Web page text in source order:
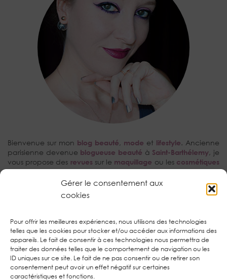
Gérer le consentement aux
cookies
Pour offrir les meilleures expériences, nous utilisons des technologies
telles que les cookies pour stocker et/ou accéder aux informations des
appareils. Le fait de consentir à ces technologies nous permettra de
traiter des données telles que le comportement de navigation ou les
ID uniques sur ce site. Le fait de ne pas consentir ou de retirer son
consentement peut avoir un effet négatif sur certaines
caractéristiques et fonctions.
Bienvenue sur mon blog beauté, mode et lifestyle. Ancienne
parisienne devenue blogueuse beauté à Saint-Barthélemy, je
vous propose des revues sur le maquillage ou les cosmétiques
avec une prédilection pour lestutoriels make-upet la